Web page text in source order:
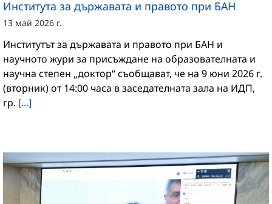
Института за държавата и правото при БАН
13 май 2026 г.
Институтът за държавата и правото при БАН и
научното жури за присъждане на образователната и
научна степен „доктор“ съобщават, че на 9 юни 2026 г.
(вторник) от 14:00 часа в заседателната зала на ИДП,
гр. [...]